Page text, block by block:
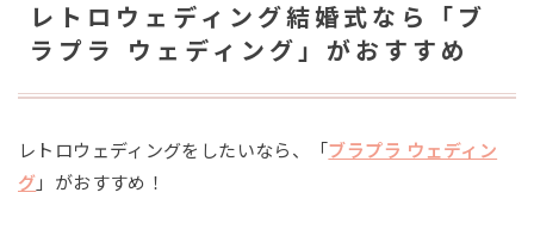
レトロウェディング結婚式なら「ブ
ラプラ ウェディング」がおすすめ
レトロウェディングをしたいなら、「 ブラプラ ウェディン
グ 」がおすすめ！